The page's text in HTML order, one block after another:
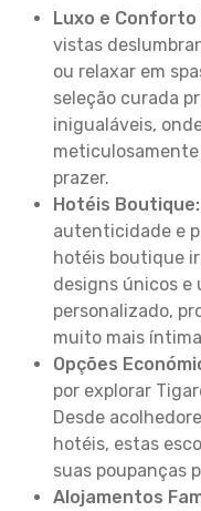
Luxo e Conforto
vistas
ou relaxar em
seleção curada
inigualáveis,
prazer.
Hotéis Boutique:
autenticidade e
hotéis boutique
designs únicos e
personalizado,
muito mais
Opções
por explorar
Desde
hotéis, estas
suas poupanças
Alojamentos